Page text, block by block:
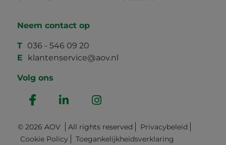
Neem contact op
T 036 - 546 09 20
E
klantenservice@aov.nl
Volg ons
© 2026 AOV All rights reserved
Privacybeleid
Cookie Policy
Toegankelijkheidsverklaring